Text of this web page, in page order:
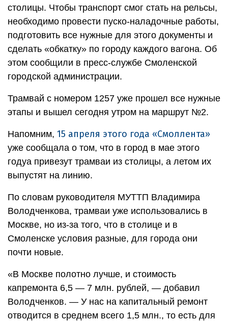
столицы. Чтобы транспорт смог стать на рельсы,
необходимо провести пуско-наладочные работы,
подготовить все нужные для этого документы и
сделать «обкатку» по городу каждого вагона. Об
этом сообщили в пресс-службе Смоленской
городской администрации.
Трамвай с номером 1257 уже прошел все нужные
этапы и вышел сегодня утром на маршрут №2.
Напомним, 15 апреля этого года «Смоллента»
уже сообщала о том, что в город в мае этого
годуа привезут трамваи из столицы, а летом их
выпустят на линию.
По словам руководителя МУТТП Владимира
Володченкова, трамваи уже использовались в
Москве, но из-за того, что в столице и в
Смоленске условия разные, для города они
почти новые.
«В Москве полотно лучше, и стоимость
капремонта 6,5 — 7 млн. рублей, — добавил
Володченков. — У нас на капитальный ремонт
отводится в среднем всего 1,5 млн., то есть для